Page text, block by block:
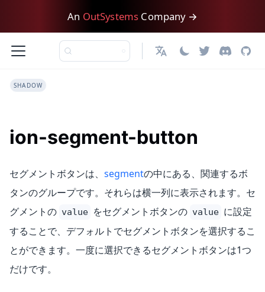
An OutSystems Company →
日本語
ion-segment-button
SHADOW
セグメントボタンは、 segmentの中にある、関連するボ
タンのグループです。それらは横一列に表示されます。セ
グメントの value をセグメントボタンの value に設定
することで、デフォルトでセグメントボタンを選択するこ
とができます。一度に選択できるセグメントボタンは1つ
だけです。